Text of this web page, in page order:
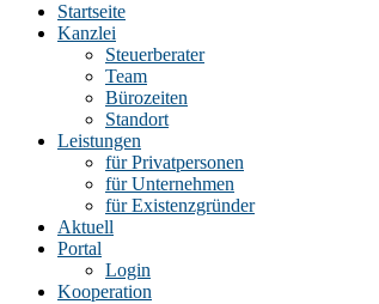
Stephan
Steuerberater
Essen
Startseite
Kanzlei
Steuerberater
Team
Bürozeiten
Standort
Leistungen
für Privatpersonen
für Unternehmen
für Existenzgründer
Aktuell
Portal
Login
Kooperation